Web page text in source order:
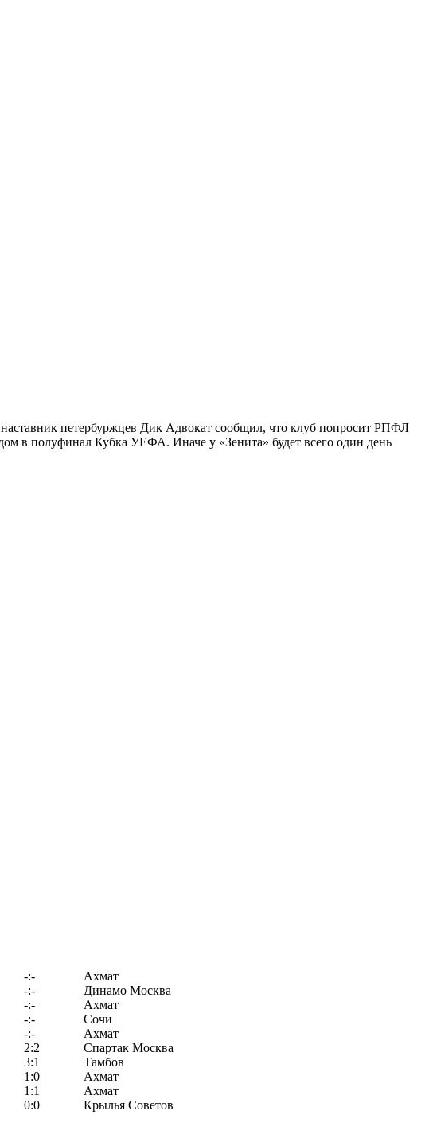
петербуржцев Дик Адвокат сообщил, что клуб попросит РПФЛ
в полуфинал Кубка УЕФА. Иначе у «Зенита» будет всего один день
-:-
Ахмат
-:-
Динамо Москва
-:-
Ахмат
-:-
Сочи
-:-
Ахмат
2:2
Спартак Москва
3:1
Тамбов
1:0
Ахмат
1:1
Ахмат
0:0
Крылья Советов